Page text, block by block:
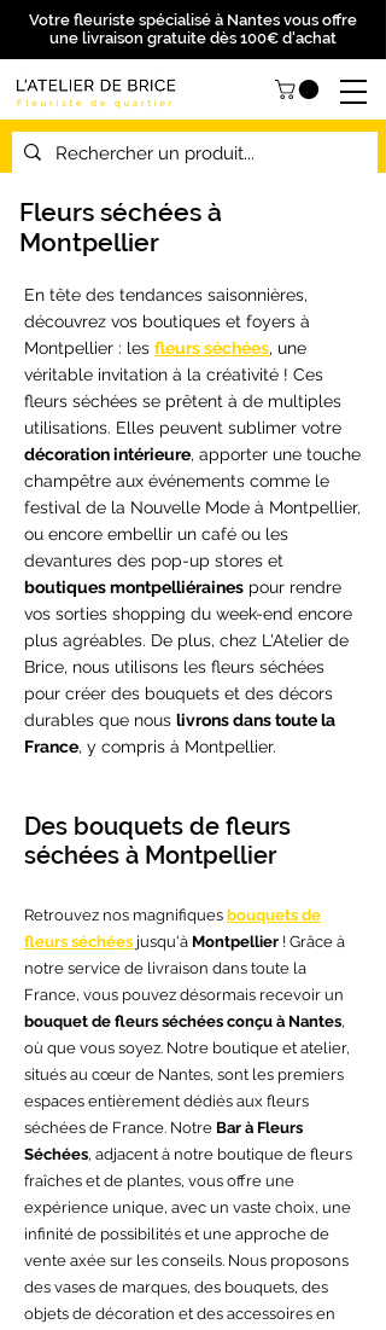
Votre fleuriste spécialisé à Nantes vous offre
une livraison gratuite dès 100€ d'achat
Fleurs séchées à
Montpellier
En tête des tendances saisonnières,
découvrez vos boutiques et foyers à
Montpellier : les fleurs séchées, une
véritable invitation à la créativité ! Ces
fleurs séchées se prêtent à de multiples
utilisations. Elles peuvent sublimer votre
décoration intérieure, apporter une touche
champêtre aux événements comme le
festival de la Nouvelle Mode à Montpellier,
ou encore embellir un café ou les
devantures des pop-up stores et
boutiques montpelliéraines pour rendre
vos sorties shopping du week-end encore
plus agréables. De plus, chez L'Atelier de
Brice, nous utilisons les fleurs séchées
pour créer des bouquets et des décors
durables que nous livrons dans toute la
France, y compris à Montpellier.
Des bouquets de fleurs
séchées à Montpellier
Retrouvez nos magnifiques bouquets de
fleurs séchées jusqu'à Montpellier ! Grâce à
notre service de livraison dans toute la
France, vous pouvez désormais recevoir un
bouquet de fleurs séchées conçu à Nantes,
où que vous soyez. Notre boutique et atelier,
situés au cœur de Nantes, sont les premiers
espaces entièrement dédiés aux fleurs
séchées de France. Notre Bar à Fleurs
Séchées, adjacent à notre boutique de fleurs
fraîches et de plantes, vous offre une
expérience unique, avec un vaste choix, une
infinité de possibilités et une approche de
vente axée sur les conseils. Nous proposons
des vases de marques, des bouquets, des
objets de décoration et des accessoires en